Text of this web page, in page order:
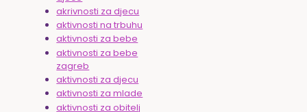
akrivnosti za djecu
aktivnosti na trbuhu
aktivnosti za bebe
aktivnosti za bebe
zagreb
aktivnosti za djecu
aktivnosti za mlade
aktivnosti za obitelj